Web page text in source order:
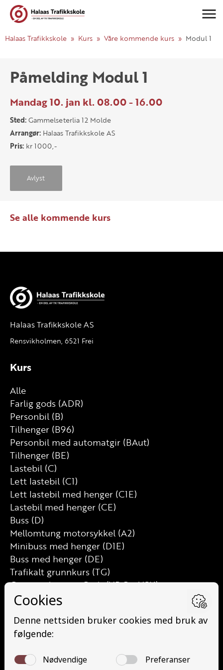
Halaas Trafikkskole Kurs Våre kommende kurs Modul 1
Påmelding Modul 1
Mandag 10. jan kl. 08.00 - 16.00
Sted:Gammelseterlia 12 Molde
Arrangør: Halaas Trafikkskole AS
Pris: kr 1000,-
Avlyst
Se alle kommende kurs
Halaas Trafikkskole AS
Rensvikholmen, 6521 Frei
Kurs
Alle
Farlig gods (ADR)
Personbil (B)
Tilhenger (B96)
Personbil med automatgir (BAut)
Tilhenger (BE)
Lastebil (C)
Lett lastebil (C1)
Lett lastebil med henger (C1E)
Lastebil med henger (CE)
Buss (D)
Mellomtung motorsykkel (A2)
Minibuss med henger (D1E)
Buss med henger (DE)
Trafikalt grunnkurs (TG)
Grunnutdanning Gods (YDG – YSK)
Grunnutdanning Person (YDP – YSK)
YSK Gods etterutdanning (EYDG)
Nettbasert teorikurs (Teorikurs)
Løfteredskap G11 (Løfteredskap G11)